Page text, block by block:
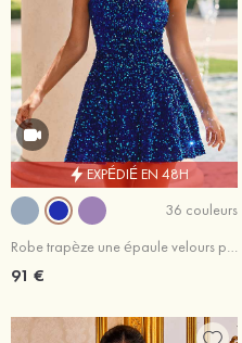
EXPÉDIÉ EN 48H
36 couleurs
Robe trapèze une épaule velours paillettes courte/mini robe de fête de la rentrée
91 €